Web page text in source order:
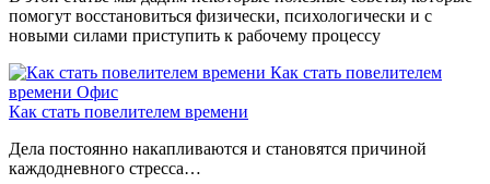
помогут восстановиться физически, психологически и с
новыми силами приступить к рабочему процессу
Как стать повелителем
времени Офис
Как стать повелителем времени
Дела постоянно накапливаются и становятся причиной
каждодневного стресса…